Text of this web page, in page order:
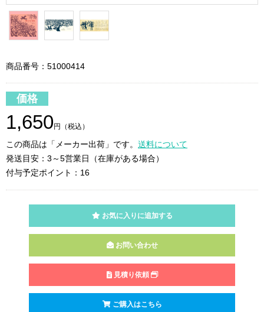
商品番号：51000414
価格
1,650 円（税込）
この商品は「メーカー出荷」です。 送料について
発送目安：3～5営業日（在庫がある場合）
付与予定ポイント：16
お気に入りに追加する
お問い合わせ
見積り依頼
ご購入はこちら